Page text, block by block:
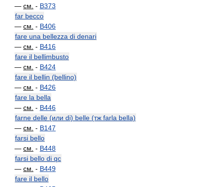
— см. - B373
far becco
— см. - B406
fare una bellezza di denari
— см. - B416
fare il bellimbusto
— см. - B424
fare il bellin (bellino)
— см. - B426
fare la bella
— см. - B446
farne delle (или di) belle (тж farla bella)
— см. - B147
farsi bello
— см. - B448
farsi bello di qc
— см. - B449
fare il bello